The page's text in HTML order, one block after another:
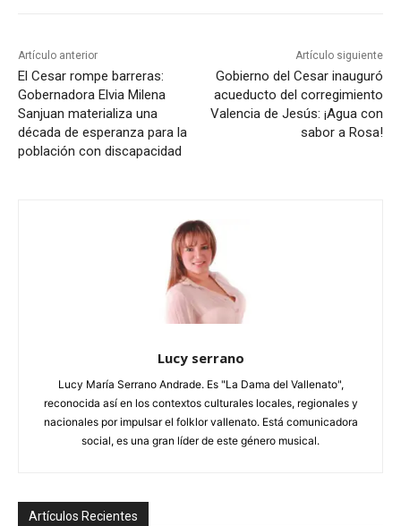
Artículo anterior
El Cesar rompe barreras:
Gobernadora Elvia Milena
Sanjuan materializa una
década de esperanza para la
población con discapacidad
Artículo siguiente
Gobierno del Cesar inauguró
acueducto del corregimiento
Valencia de Jesús: ¡Agua con
sabor a Rosa!
Lucy serrano
Lucy María Serrano Andrade. Es "La Dama del Vallenato",
reconocida así en los contextos culturales locales, regionales y
nacionales por impulsar el folklor vallenato. Está comunicadora
social, es una gran líder de este género musical.
Artículos Recientes